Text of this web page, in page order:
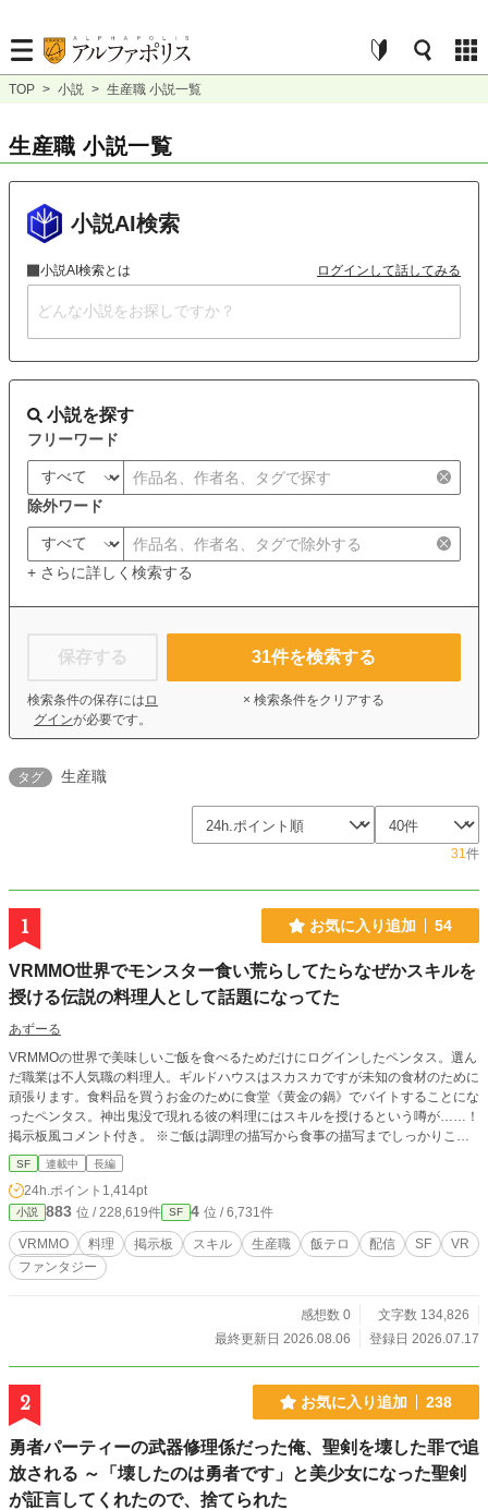
TOP > 小説 > 生産職 小説一覧
生産職 小説一覧
小説AI検索
小説AI検索とは ログインして話してみる
小説を探す
フリーワード
除外ワード
+ さらに詳しく検索する
保存する
検索条件の保存には ロ
グインが必要です。
31件を検索する
× 検索条件をクリアする
タグ 生産職
31件
1 お気に入り追加 54
VRMMO世界でモンスター食い荒らしてたらなぜかスキルを
授ける伝説の料理人として話題になってた
あずーる
VRMMOの世界で美味しいご飯を食べるためだけにログインしたペンタス。選ん
だ職業は不人気職の料理人。ギルドハウスはスカスカですが未知の食材のために
頑張ります。食料品を買うお金のために食堂《黄金の鍋》でバイトすることにな
ったペンタス。神出鬼没で現れる彼の料理にはスキルを授けるという噂が……！
掲示板風コメント付き。 ※ご飯は調理の描写から食事の描写までしっかりこっ
てり書いていますのでそこをお楽しみいただければ幸いです。
SF 連載中 長編
24h.ポイント 1,414pt
小説 883 位 / 228,619件 SF 4 位 / 6,731件
VRMMO 料理 掲示板 スキル 生産職 飯テロ 配信 SF
VR
ファンタジー
感想数 0
文字数 134,826
最終更新日 2026.08.06
登録日 2026.07.17
2 お気に入り追加 238
勇者パーティーの武器修理係だった俺、聖剣を壊した罪で追
放される ～「壊したのは勇者です」と美少女になった聖剣
が証言してくれたので、捨てられた